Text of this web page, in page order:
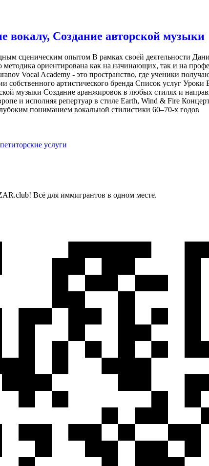
Создание авторской музыки
сценическим опытом В рамках своей деятельности
ориентирована как на начинающих, так и на
Vocal Academy - это пространство, где ученики
собственного артистического бренда Список услуг
музыки Создание аранжировок в любых стилях и
и исполняя репертуар в стиле Earth, Wind & Fire
пониманием вокальной стилистики 60–70-х годов
услуги
Всё для иммигрантов в одном месте.